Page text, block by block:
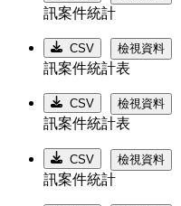
訊案件統計
CSV 檢視資料
訊案件統計表
CSV 檢視資料
訊案件統計表
CSV 檢視資料
訊案件統計